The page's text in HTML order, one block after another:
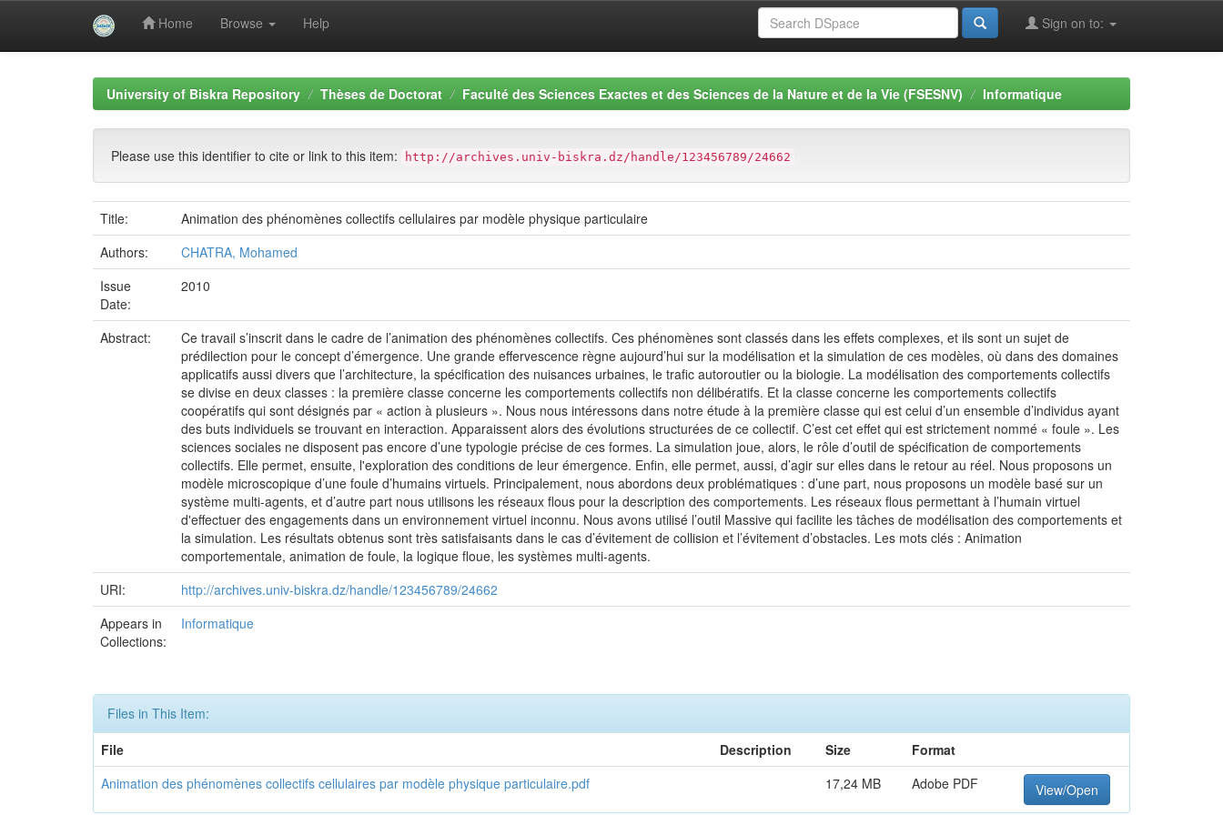
Home Browse Help Sign on to:
University of Biskra Repository Thèses de Doctorat Faculté des Sciences Exactes et des Sciences de la Nature et de la Vie (FSESNV) Informatique
Please use this identifier to cite or link to this item: http://archives.univ-biskra.dz/handle/123456789/24662
Title:
Animation des phénomènes collectifs cellulaires par modèle physique particulaire
Authors:
CHATRA, Mohamed
Issue
Date:
2010
Abstract:
Ce travail s’inscrit dans le cadre de l’animation des phénomènes collectifs. Ces phénomènes sont classés dans les effets complexes, et ils sont un sujet de
prédilection pour le concept d’émergence. Une grande effervescence règne aujourd’hui sur la modélisation et la simulation de ces modèles, où dans des domaines
applicatifs aussi divers que l’architecture, la spécification des nuisances urbaines, le trafic autoroutier ou la biologie. La modélisation des comportements collectifs
se divise en deux classes : la première classe concerne les comportements collectifs non délibératifs. Et la classe concerne les comportements collectifs
coopératifs qui sont désignés par « action à plusieurs ». Nous nous intéressons dans notre étude à la première classe qui est celui d’un ensemble d’individus ayant
des buts individuels se trouvant en interaction. Apparaissent alors des évolutions structurées de ce collectif. C’est cet effet qui est strictement nommé « foule ». Les
sciences sociales ne disposent pas encore d’une typologie précise de ces formes. La simulation joue, alors, le rôle d’outil de spécification de comportements
collectifs. Elle permet, ensuite, l'exploration des conditions de leur émergence. Enfin, elle permet, aussi, d’agir sur elles dans le retour au réel. Nous proposons un
modèle microscopique d’une foule d’humains virtuels. Principalement, nous abordons deux problématiques : d’une part, nous proposons un modèle basé sur un
système multi-agents, et d’autre part nous utilisons les réseaux flous pour la description des comportements. Les réseaux flous permettant à l’humain virtuel
d'effectuer des engagements dans un environnement virtuel inconnu. Nous avons utilisé l’outil Massive qui facilite les tâches de modélisation des comportements et
la simulation. Les résultats obtenus sont très satisfaisants dans le cas d’évitement de collision et l’évitement d’obstacles. Les mots clés : Animation
comportementale, animation de foule, la logique floue, les systèmes multi-agents.
URI:
http://archives.univ-biskra.dz/handle/123456789/24662
Appears in
Collections:
Informatique
Files in This Item:
File
Description Size
Format
Animation des phénomènes collectifs cellulaires par modèle physique particulaire.pdf
17,24 MB Adobe PDF View/Open